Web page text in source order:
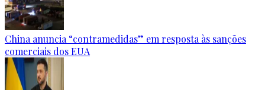
China anuncia “contramedidas” em resposta às sanções
comerciais dos EUA